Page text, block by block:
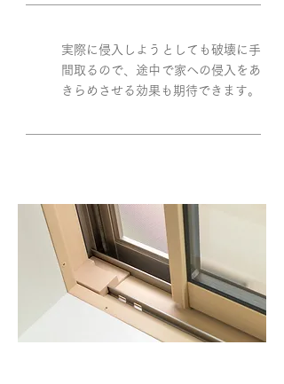
実際に侵入しようとしても破壊に手
間取るので、途中で家への侵入をあ
きらめさせる効果も期待できます。